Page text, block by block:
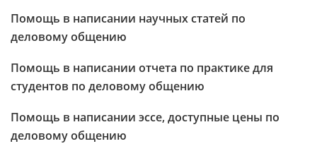
Помощь в написании научных статей по
деловому общению
Помощь в написании отчета по практике для
студентов по деловому общению
Помощь в написании эссе, доступные цены по
деловому общению